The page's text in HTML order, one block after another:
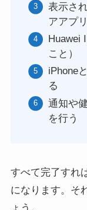
表示さ
アアプ
Huawei
こと）
iPhone
る
通知や
を行う
すべて完了すれ
になります。そ
ょう。